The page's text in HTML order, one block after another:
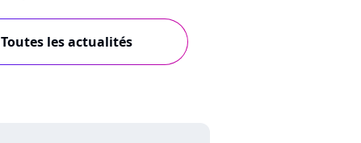
Toutes les actualités